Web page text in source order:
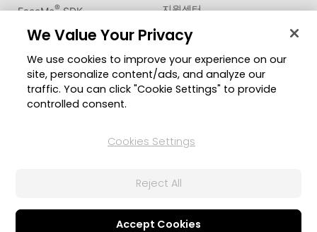
FaceMe®SDK
지원센터
학습 센터
커뮤니티
회원 영역
지역 변경
서비스 약관 쿠키 설정
We Value Your Privacy
We use cookies to improve your experience on our
site, personalize content/ads, and analyze our
traffic. You can click "Cookie Settings" to provide
controlled consent.
Cookies Settings
Reject All
Accept Cookies